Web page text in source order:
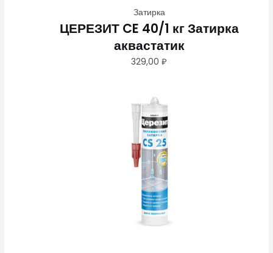
Затирка
ЦЕРЕЗИТ CE 40/1 кг Затирка
аквастатик
329,00₽